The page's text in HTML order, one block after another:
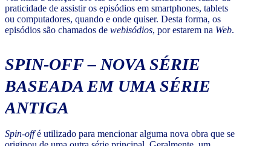
praticidade de assistir os episódios em smartphones, tablets
ou computadores, quando e onde quiser. Desta forma, os
episódios são chamados de webisódios, por estarem na Web.
SPIN-OFF– NOVA SÉRIE
BASEADA EM UMA SÉRIE
ANTIGA
Spin-offé utilizado para mencionar alguma nova obra que se